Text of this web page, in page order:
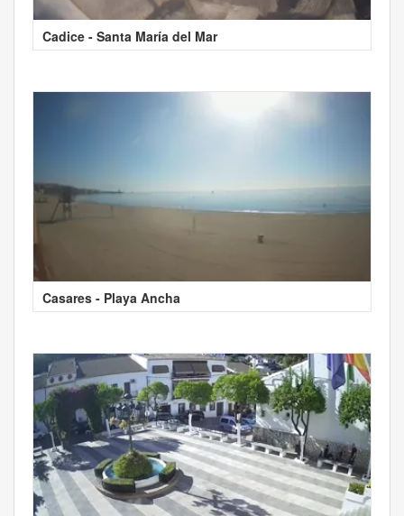
Cadice - Santa María del Mar
Casares - Playa Ancha